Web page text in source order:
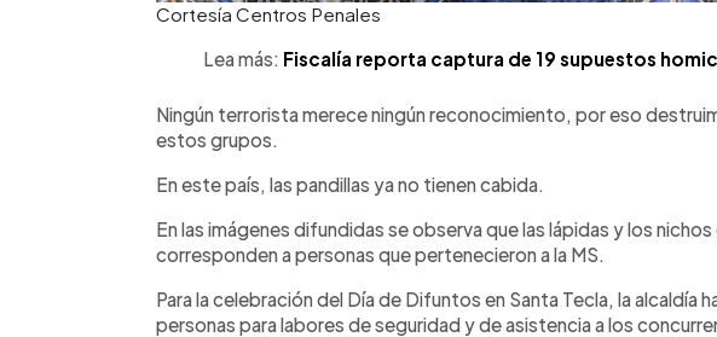
Cortesía Centros Penales
Lea más: Fiscalía reporta captura de 19 supuestos
Ningún terrorista merece ningún reconocimiento, por eso
estos grupos.
En este país, las pandillas ya no tienen cabida.
En las imágenes difundidas se observa que las lápidas y los
corresponden a personas que pertenecieron a la MS.
Para la celebración del Día de Difuntos en Santa Tecla, la alcaldía
personas para labores de seguridad y de asistencia a los